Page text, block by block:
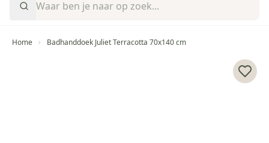
Home Badhanddoek Juliet Terracotta 70x140 cm